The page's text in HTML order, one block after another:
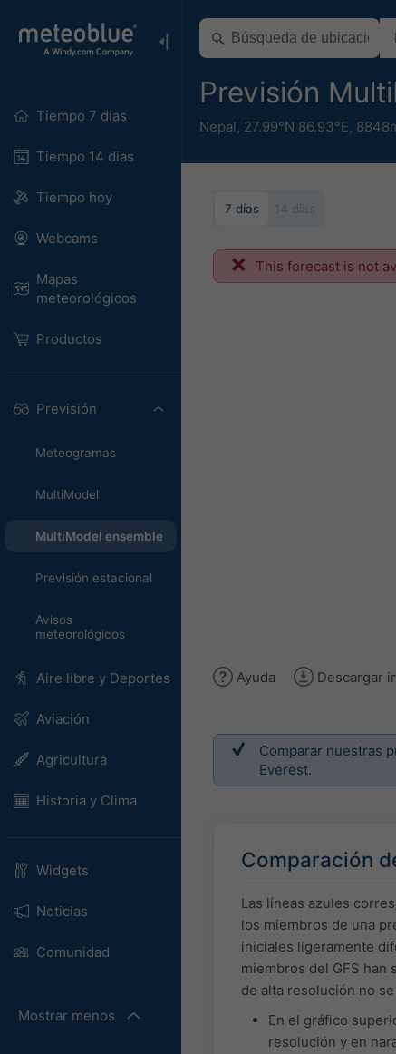
Tiempo 7 dias
Tiempo 14 dias
Tiempo hoy
Webcams
Mapas
meteorológicos
Productos
Previsión
Meteogramas
MultiModel
MultiModel ensemble
Previsión estacional
Avisos
meteorológicos
Aire libre y Deportes
Aviación
Agricultura
Historia y Clima
Widgets
Noticias
Comunidad
Mostrar menos
Previsión
Nepal, 27.99°N 86.93°E,
7 días 14 días
This forecast is not
Ayuda Descargar
Comparar nuestras
Everest.
Comparación
Las líneas azules
los miembros de una
iniciales ligeramente
miembros del GFS
de alta resolución no
En el gráfico
resolución y en